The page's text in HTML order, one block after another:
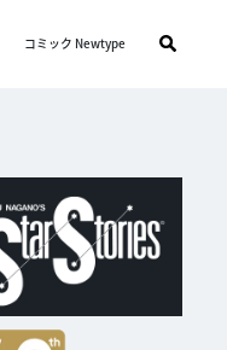
コミック Newtype